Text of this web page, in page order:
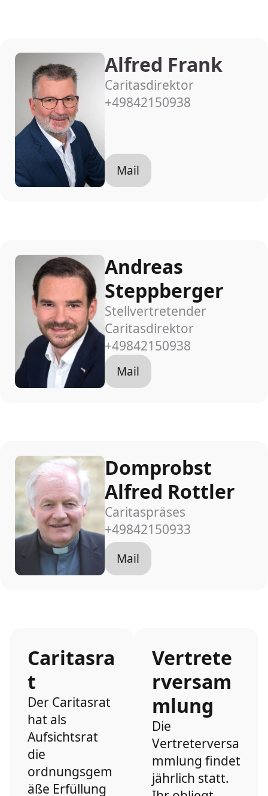
Alfred Frank
Caritasdirektor
+49842150938
Mail
Andreas
Steppberger
Stellvertretender
Caritasdirektor
+49842150938
Mail
Domprobst
Alfred Rottler
Caritaspräses
+49842150933
Mail
Caritasra
t
Der Caritasrat
hat als
Aufsichtsrat
die
ordnungsgem
äße Erfüllung
Vertrete
rversam
mlung
Die
Vertreterversa
mmlung findet
jährlich statt.